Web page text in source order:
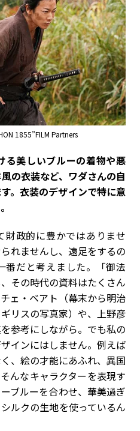
1855”FILM Partners
る美しいブルーの着物や悪
の衣装など、ワダさんの自
。衣装のデザインで特に意
政的に豊かではありませ
れませんし、遠足をするの
番だと考えました。「御法
その時代の資料はたくさん
ェ・ベアト（幕末から明治
リスの写真家）や、上野彦
参考にしながら。でも私の
インにはしません。例えば
、絵の才能にあふれ、異国
んなキャラクターを表現す
ブルーを合わせ、華美過ぎ
ルクの生地を使っているん